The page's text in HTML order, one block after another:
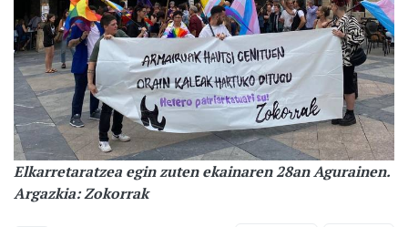
Elkarretaratzea egin zuten ekainaren 28an Agurainen.
Argazkia: Zokorrak